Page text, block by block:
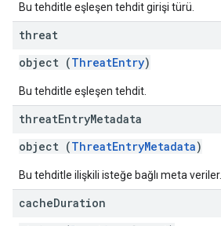
Bu tehditle eşleşen tehdit girişi türü.
threat
object (ThreatEntry)
Bu tehditle eşleşen tehdit.
threatEntryMetadata
object (ThreatEntryMetadata)
Bu tehditle ilişkili isteğe bağlı meta veriler.
cacheDuration